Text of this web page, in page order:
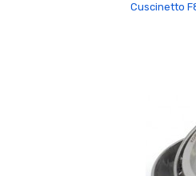
Cuscinetto